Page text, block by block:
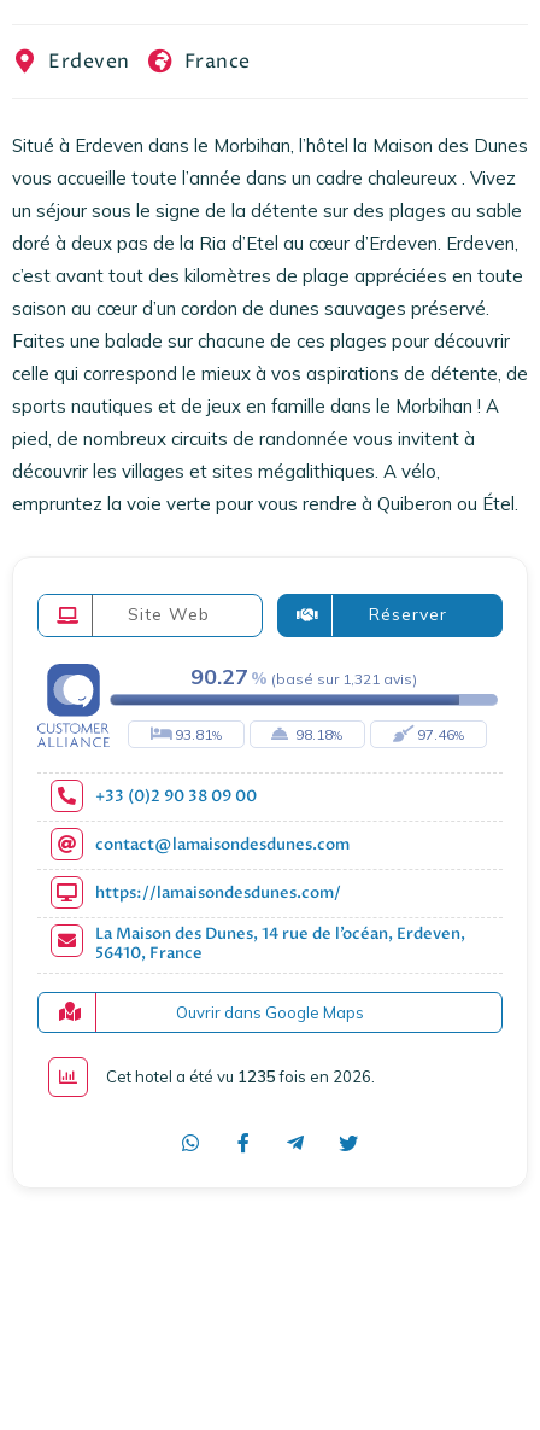
FR
Erdeven France
Situé à Erdeven dans le Morbihan, l’hôtel la Maison des Dunes
vous accueille toute l’année dans un cadre chaleureux . Vivez
un séjour sous le signe de la détente sur des plages au sable
doré à deux pas de la Ria d’Etel au cœur d’Erdeven. Erdeven,
c’est avant tout des kilomètres de plage appréciées en toute
saison au cœur d’un cordon de dunes sauvages préservé.
Faites une balade sur chacune de ces plages pour découvrir
celle qui correspond le mieux à vos aspirations de détente, de
sports nautiques et de jeux en famille dans le Morbihan ! A
pied, de nombreux circuits de randonnée vous invitent à
découvrir les villages et sites mégalithiques. A vélo,
empruntez la voie verte pour vous rendre à Quiberon ou Étel.
Site Web Réserver
90.27 (basé sur 1,321 avis)
93.81 98.18 97.46
+33 (0)2 90 38 09 00
contact@lamaisondesdunes.com
https://lamaisondesdunes.com/
La Maison des Dunes, 14 rue de l’océan, Erdeven,
56410, France
Ouvrir dans Google Maps
Cet hotel a été vu 1235fois en 2026